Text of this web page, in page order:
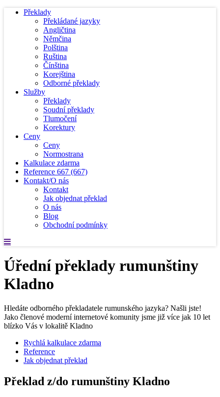
Překlady
Překládané jazyky
Angličtina
Němčina
Polština
Ruština
Čínština
Korejština
Odborné překlady
Služby
Překlady
Soudní překlady
Tlumočení
Korektury
Ceny
Ceny
Normostrana
Kalkulace zdarma
Reference 667 (667)
Kontakt/O nás
Kontakt
Jak objednat překlad
O nás
Blog
Obchodní podmínky
Úřední překlady rumunštiny
Kladno
Hledáte odborného překladatele rumunského jazyka? Našli jste!
Jako členové moderní internetové komunity jsme již více jak 10 let
blízko Vás v lokalitě Kladno
Rychlá kalkulace zdarma
Reference
Jak objednat překlad
Překlad z/do rumunštiny Kladno